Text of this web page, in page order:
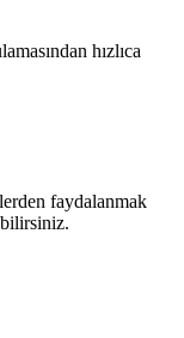
hızlıca
faydalanmak